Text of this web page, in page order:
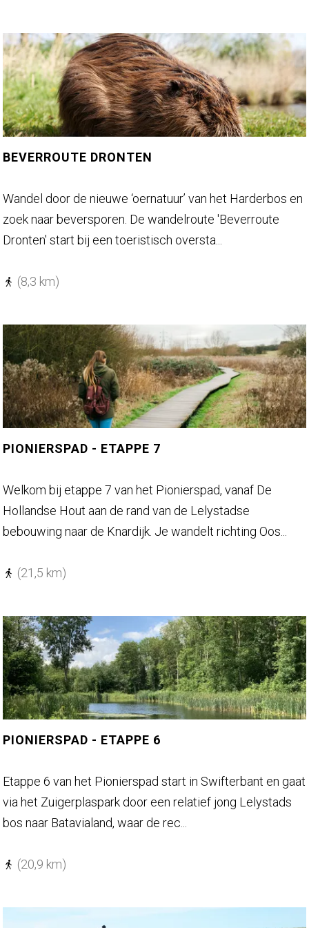
a
n
d
v
a
n
k
s
t
t
t
s
t
BEVERROUTE DRONTEN
B
e
v
r
o
u
t
e
D
r
o
t
e
n
Wandel door de nieuwe ‘oernatuur’ van het Harderbos en
zoek naar beversporen. De wandelroute 'Beverroute
Dronten' start bij een toeristisch oversta...
(8,3 km)
PIONIERSPAD - ETAPPE 7
P
i
o
r
s
p
a
d
-
e
a
p
p
7
Welkom bij etappe 7 van het Pionierspad, vanaf De
Hollandse Hout aan de rand van de Lelystadse
bebouwing naar de Knardijk. Je wandelt richting Oos...
(21,5 km)
PIONIERSPAD - ETAPPE 6
P
i
o
r
Etappe 6 van het Pionierspad start in Swifterbant en gaat
via het Zuigerplaspark door een relatief jong Lelystads
bos naar Batavialand, waar de rec...
(20,9 km)